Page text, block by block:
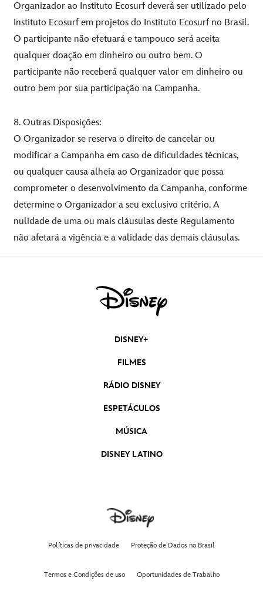
Organizador ao Instituto Ecosurf deverá ser utilizado pelo
Instituto Ecosurf em projetos do Instituto Ecosurf no Brasil.
O participante não efetuará e tampouco será aceita
qualquer doação em dinheiro ou outro bem. O
participante não receberá qualquer valor em dinheiro ou
outro bem por sua participação na Campanha.
8. Outras Disposições:
O Organizador se reserva o direito de cancelar ou
modificar a Campanha em caso de dificuldades técnicas,
ou qualquer causa alheia ao Organizador que possa
comprometer o desenvolvimento da Campanha, conforme
determine o Organizador a seu exclusivo critério. A
nulidade de uma ou mais cláusulas deste Regulamento
não afetará a vigência e a validade das demais cláusulas.
DISNEY+
FILMES
RÁDIO DISNEY
ESPETÁCULOS
MÚSICA
DISNEY LATINO
Políticas de privacidade Proteção de Dados no Brasil
Termos e Condições de uso Oportunidades de Trabalho